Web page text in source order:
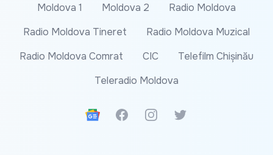
Moldova 1 Moldova 2
Radio Moldova
Radio Moldova Tineret
Radio Moldova Muzical
Radio Moldova Comrat
CIC
Telefilm Chișinău
Teleradio Moldova
Google News
FacebookInstagramTwitter